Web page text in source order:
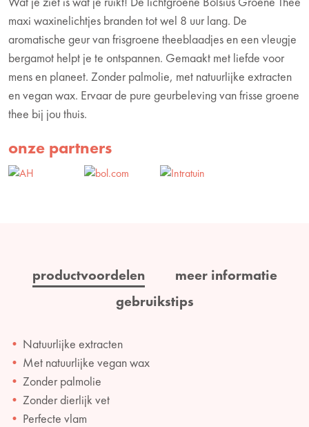
maxi waxinelichtjes branden tot wel 8 uur lang. De
aromatische geur van frisgroene theeblaadjes en een vleugje
bergamot helpt je te ontspannen. Gemaakt met liefde voor
mens en planeet. Zonder palmolie, met natuurlijke extracten
en vegan wax. Ervaar de pure geurbeleving van frisse groene
thee bij jou thuis.
onze partners
productvoordelen
meer informatie
gebruikstips
Natuurlijke extracten
Met natuurlijke vegan wax
Zonder palmolie
Zonder dierlijk vet
Perfecte vlam